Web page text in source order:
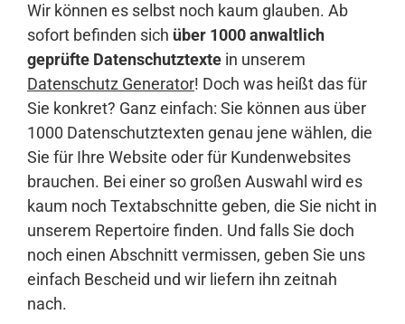
Agentur
Blog
Anmelden
Wir können es selbst noch kaum glauben. Ab
sofort befinden sich über 1000 anwaltlich
geprüfte Datenschutztexte in unserem
Datenschutz Generator! Doch was heißt das für
Sie konkret? Ganz einfach: Sie können aus über
1000 Datenschutztexten genau jene wählen, die
Sie für Ihre Website oder für Kundenwebsites
brauchen. Bei einer so großen Auswahl wird es
kaum noch Textabschnitte geben, die Sie nicht in
unserem Repertoire finden. Und falls Sie doch
noch einen Abschnitt vermissen, geben Sie uns
einfach Bescheid und wir liefern ihn zeitnah
nach.